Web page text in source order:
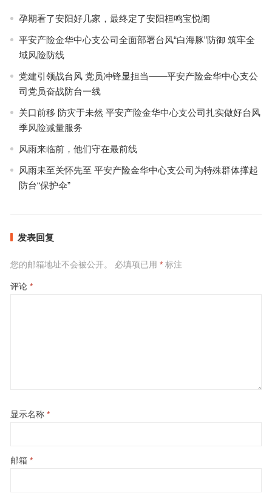
孕期看了安阳好几家，最终定了安阳桓鸣宝悦阁
平安产险金华中心支公司全面部署台风“白海豚”防御 筑牢全
域风险防线
党建引领战台风 党员冲锋显担当——平安产险金华中心支公
司党员奋战防台一线
关口前移 防灾于未然 平安产险金华中心支公司扎实做好台风
季风险减量服务
风雨来临前，他们守在最前线
风雨未至关怀先至 平安产险金华中心支公司为特殊群体撑起
防台“保护伞”
发表回复
您的邮箱地址不会被公开。 必填项已用 *标注
评论 *
显示名称 *
邮箱 *